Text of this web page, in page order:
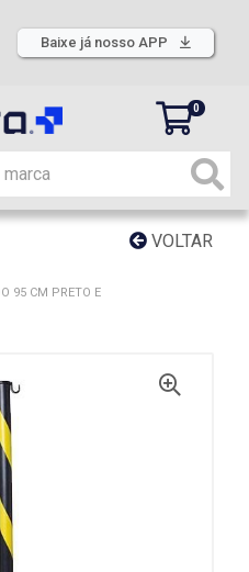
Baixe já nosso APP
0
VOLTAR
95 CM PRETO E